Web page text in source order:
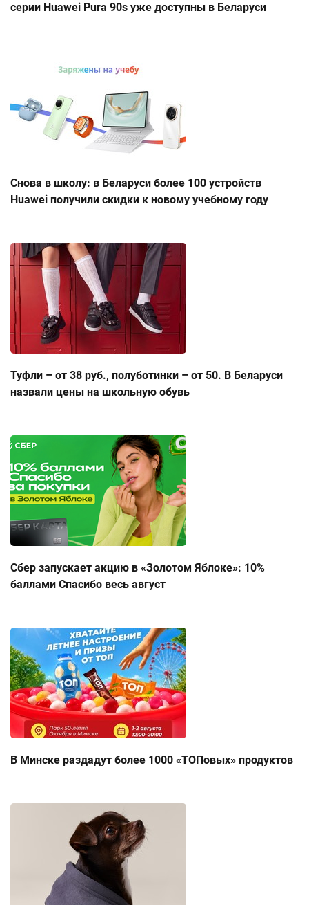
серии Huawei Pura 90s уже доступны в Беларуси
Снова в школу: в Беларуси более 100 устройств
Huawei получили скидки к новому учебному году
Туфли – от 38 руб., полуботинки – от 50. В Беларуси
назвали цены на школьную обувь
Сбер запускает акцию в «Золотом Яблоке»: 10%
баллами Спасибо весь август
В Минске раздадут более 1000 «ТОПовых» продуктов